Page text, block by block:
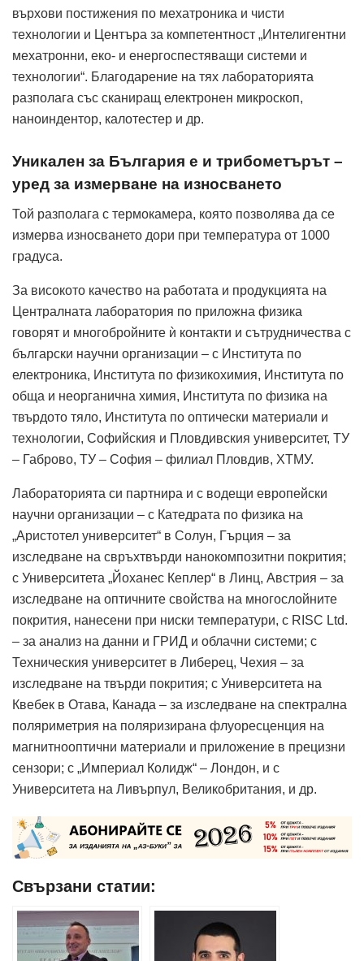
върхови постижения по мехатроника и чисти
технологии и Центъра за компетентност „Интелигентни
мехатронни, еко- и енергоспестяващи системи и
технологии“. Благодарение на тях лабораторията
разполага със сканиращ електронен микроскоп,
наноиндентор, калотестер и др.
Уникален за България е и трибометърът –
уред за измерване на износването
Той разполага с термокамера, която позволява да се
измерва износването дори при температура от 1000
градуса.
За високото качество на работата и продукцията на
Централната лаборатория по приложна физика
говорят и многобройните ѝ контакти и сътрудничества с
български научни организации – с Института по
електроника, Института по физикохимия, Института по
обща и неорганична химия, Института по физика на
твърдото тяло, Института по оптически материали и
технологии, Софийския и Пловдивския университет, ТУ
– Габрово, ТУ – София – филиал Пловдив, ХТМУ.
Лабораторията си партнира и с водещи европейски
научни организации – с Катедрата по физика на
„Аристотел университет“ в Солун, Гърция – за
изследване на свръхтвърди нанокомпозитни покрития;
с Университета „Йоханес Кеплер“ в Линц, Австрия – за
изследване на оптичните свойства на многослойните
покрития, нанесени при ниски температури, с RISС Ltd.
– за анализ на данни и ГРИД и облачни системи; с
Техническия университет в Либерец, Чехия – за
изследване на твърди покрития; с Университета на
Квебек в Отава, Канада – за изследване на спектрална
поляриметрия на поляризирана флуоресценция на
магнитнооптични материали и приложение в прецизни
сензори; с „Империал Колидж“ – Лондон, и с
Университета на Ливърпул, Великобритания, и др.
Свързани статии: